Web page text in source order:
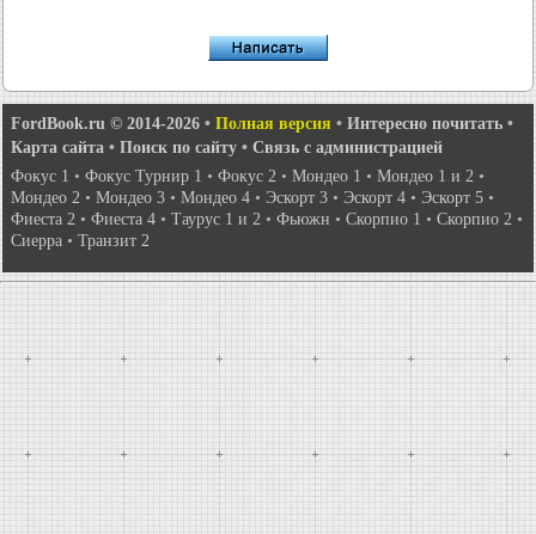
FordBook.ru © 2014-2026 • Полная версия • Интересно почитать •
Карта сайта • Поиск по сайту • Связь с администрацией
Фокус 1 • Фокус Турнир 1 • Фокус 2 • Мондео 1 • Мондео 1 и 2 •
Мондео 2 • Мондео 3 • Мондео 4 • Эскорт 3 • Эскорт 4 • Эскорт 5 •
Фиеста 2 • Фиеста 4 • Таурус 1 и 2 • Фьюжн • Скорпио 1 • Скорпио 2 •
Сиерра • Транзит 2